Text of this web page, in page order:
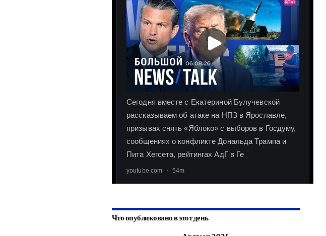
Что опубликовано в этот день